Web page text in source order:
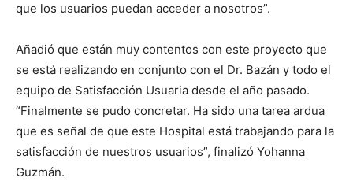
que los usuarios puedan acceder a nosotros”.
Añadió que están muy contentos con este proyecto que
se está realizando en conjunto con el Dr. Bazán y todo el
equipo de Satisfacción Usuaria desde el año pasado.
“Finalmente se pudo concretar. Ha sido una tarea ardua
que es señal de que este Hospital está trabajando para la
satisfacción de nuestros usuarios”, finalizó Yohanna
Guzmán.